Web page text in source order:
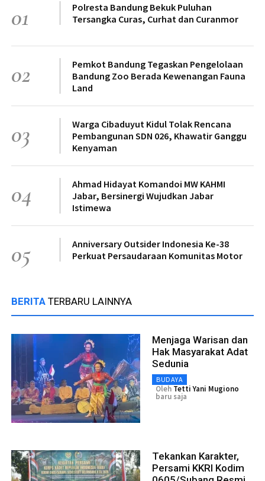
01
Polresta Bandung Bekuk Puluhan
Tersangka Curas, Curhat dan Curanmor
02
Pemkot Bandung Tegaskan Pengelolaan
Bandung Zoo Berada Kewenangan Fauna
Land
03
Warga Cibaduyut Kidul Tolak Rencana
Pembangunan SDN 026, Khawatir Ganggu
Kenyaman
04
Ahmad Hidayat Komandoi MW KAHMI
Jabar, Bersinergi Wujudkan Jabar
Istimewa
05
Anniversary Outsider Indonesia Ke-38
Perkuat Persaudaraan Komunitas Motor
BERITA TERBARU LAINNYA
Menjaga Warisan dan
Hak Masyarakat Adat
Sedunia
BUDAYA
Oleh Tetti Yani Mugiono
baru saja
Tekankan Karakter,
Persami KKRI Kodim